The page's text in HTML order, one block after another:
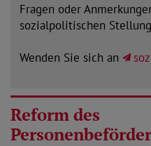
Reform des
Fragen oder
sozialpolitischen
Wenden Sie sich an